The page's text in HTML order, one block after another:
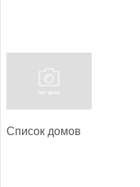
Спи­сок до­мов